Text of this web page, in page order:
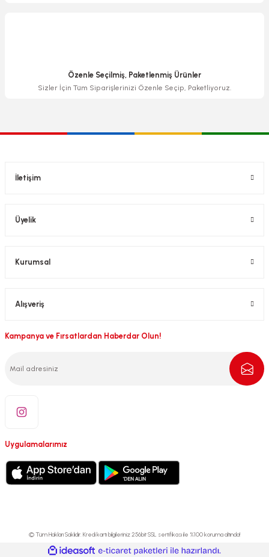
Özenle Seçilmiş, Paketlenmiş Ürünler
Sizler İçin Tüm Siparişlerinizi Özenle Seçip, Paketliyoruz.
İletişim
Üyelik
Kurumsal
Alışveriş
Kampanya ve Fırsatlardan Haberdar Olun!
Uygulamalarımız
© Tüm Hakları Saklıdır. Kredi kartı bilgileriniz 256bit SSL sertifikası ile %100 koruma altında!
ideasoft
e-